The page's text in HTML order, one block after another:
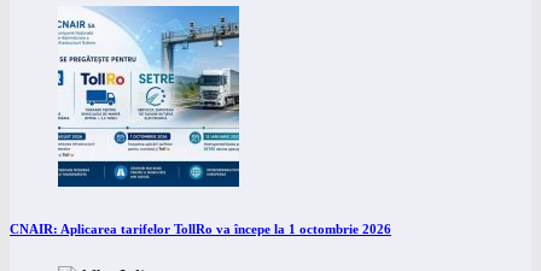
CNAIR: Aplicarea tarifelor TollRo va începe la 1 octombrie 2026